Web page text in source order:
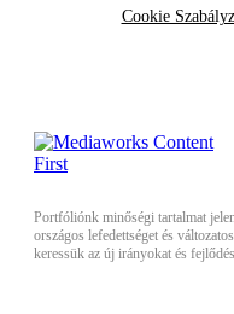
Cookie
Portfóliónk minőségi tartalmat
országos lefedettséget és
keressük az új irányokat és